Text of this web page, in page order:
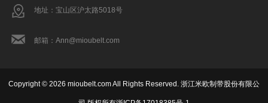
地址：宝山区沪太路5018号
邮箱：Ann@mioubelt.com
Copyright © 2026 mioubelt.com All Rights Reserved. 浙江米欧制带股份有限公